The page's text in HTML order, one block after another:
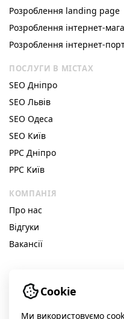
Розроблення landing page
Розроблення інтернет-
Розроблення інтернет-
ПОСЛУГИ В МІСТАХ
SEO Дніпро
SEO Львів
SEO Одеса
SEO Київ
РРС Дніпро
РРС Київ
КОМПАНІЯ
Про нас
Відгуки
Вакансії
Блог
Портфоліо
Cookie
Ми використовуємо